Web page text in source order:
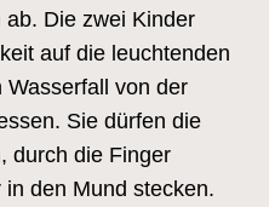
Die zwei Kinder
auf die leuchtenden
Wasserfall von der
Sie dürfen die
durch die Finger
den Mund stecken.